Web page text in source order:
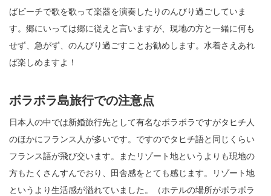
ばビーチで歌を歌って楽器を演奏したりのんびり過ごしていま
す。郷にいっては郷に従えと言いますが、現地の方と一緒に何も
せず、急がず、のんびり過ごすことお勧めします。水着さえあれ
ば楽しめますよ！
ボラボラ島旅行での注意点
日本人の中では新婚旅行先として有名なボラボラですがタヒチ人
のほかにフランス人が多いです。ですのでタヒチ語と同じくらい
フランス語が飛び交います。またリゾート地というよりも現地の
方もたくさんすんでおり、田舎感をとても感じます。リゾート地
というより生活感が溢れていました。（ホテルの場所がボラボラ